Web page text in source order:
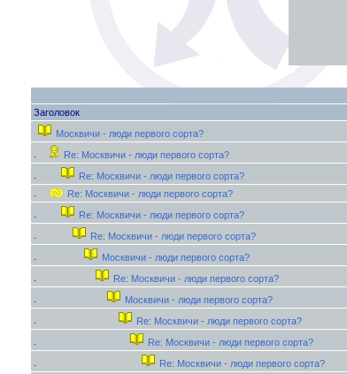
Заголовок
Москвичи - люди первого сорта?
Re: Москвичи - люди первого сорта?
Re: Москвичи - люди первого сорта?
Re: Москвичи - люди первого сорта?
Re: Москвичи - люди первого сорта?
Re: Москвичи - люди первого сорта?
Москвичи - люди первого сорта?
Re: Москвичи - люди первого сорта?
Москвичи - люди первого сорта?
Re: Москвичи - люди первого сорта?
Re: Москвичи - люди первого сорта?
Re: Москвичи - люди первого сорта?